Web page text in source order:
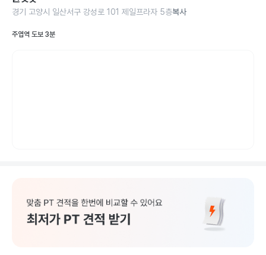
경기 고양시 일산서구 강성로 101 제일프라자 5층복사
주엽역 도보 3분